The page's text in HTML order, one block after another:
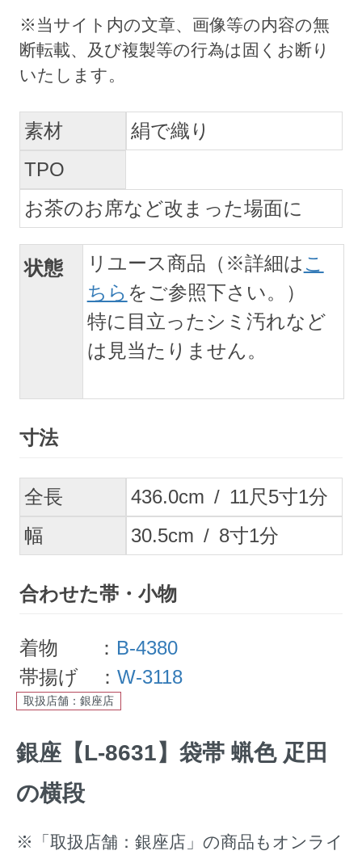
素材
絹で織り
TPO
お茶のお席など改まった場面に
状態 リユース商品（※詳細は こ
ちら をご参照下さい。）
特に目立ったシミ汚れなど
は見当たりません。
寸法
全長 436.0cm / 11尺5寸1分
幅
30.5cm / 8寸1分
合わせた帯・小物
着物 ： B-4380
帯揚げ ：W-3118
取扱店舗：銀座店
銀座【L-8631】袋帯 蝋色 疋田
の横段
※「取扱店舗：銀座店」の商品もオンライ